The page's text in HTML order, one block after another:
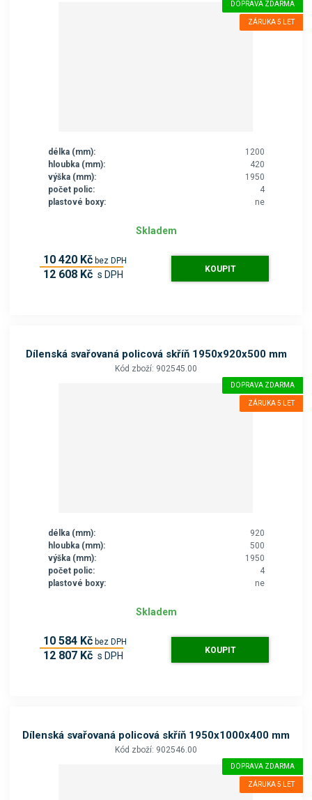
DOPRAVA ZDARMA
ZÁRUKA 5 LET
délka (mm):
1200
hloubka (mm):
420
výška (mm):
1950
počet polic:
4
plastové boxy:
ne
Skladem
10 420 Kč bez DPH
12 608 Kč s DPH KOUPIT
Dílenská svařovaná policová skříň 1950x920x500 mm
Kód zboží: 902545.00
DOPRAVA ZDARMA
ZÁRUKA 5 LET
délka (mm):
920
hloubka (mm):
500
výška (mm):
1950
počet polic:
4
plastové boxy:
ne
Skladem
10 584 Kč bez DPH
12 807 Kč s DPH KOUPIT
Dílenská svařovaná policová skříň 1950x1000x400 mm
Kód zboží: 902546.00
DOPRAVA ZDARMA
ZÁRUKA 5 LET